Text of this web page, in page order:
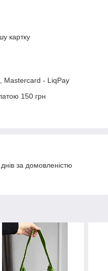
картку
Mastercard - LiqPay
150 грн
за домовленістю